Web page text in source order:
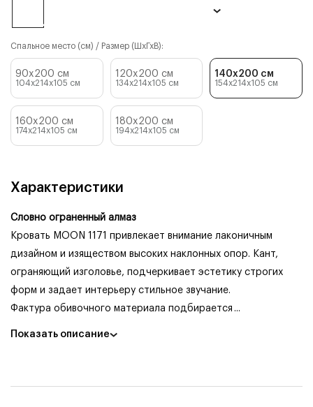
Спальное место (см) / Размер (ШхГхВ):
90x200 см
104x214x105 см
120x200 см
134x214x105 см
140x200 см
154x214x105 см
160x200 см
174x214x105 см
180x200 см
194x214x105 см
Характеристики
Словно ограненный алмаз
Кровать MOON 1171 привлекает внимание лаконичным
дизайном и изяществом высоких наклонных опор. Кант,
ограняющий изголовье, подчеркивает эстетику строгих
форм и задает интерьеру стильное звучание.
Фактура обивочного материала подбирается ...
Показать описание